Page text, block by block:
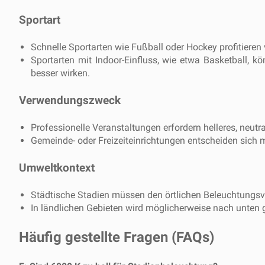
Sportart
Schnelle Sportarten wie Fußball oder Hockey
Sportarten mit Indoor-Einfluss, wie etwa Basketball,
besser wirken.
Verwendungszweck
Professionelle Veranstaltungen erfordern helleres,
Gemeinde- oder Freizeiteinrichtungen entscheiden
Umweltkontext
Städtische Stadien müssen den örtlichen
In ländlichen Gebieten wird möglicherweise nach
Häufig gestellte Fragen (FAQs)